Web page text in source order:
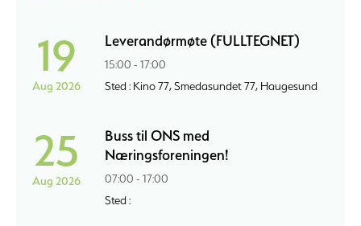
19
Aug 2026
Leverandørmøte (FULLTEGNET)
15:00 - 17:00
Sted : Kino 77, Smedasundet 77, Haugesund
25
Aug 2026
Buss til ONS med
Næringsforeningen!
07:00 - 17:00
Sted :